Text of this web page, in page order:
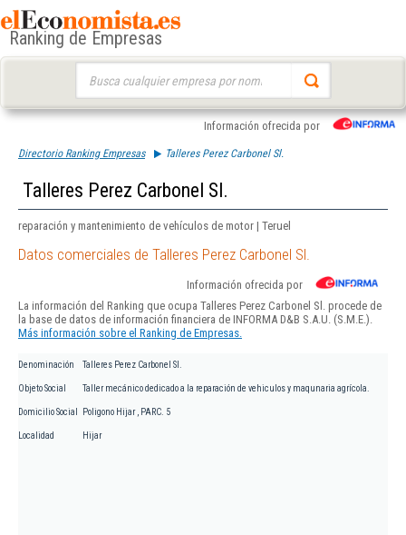
Ranking de Empresas
Información ofrecida por
Directorio Ranking Empresas Talleres Perez Carbonel Sl.
Talleres Perez Carbonel Sl.
reparación y mantenimiento de vehículos de motor | Teruel
Datos comerciales de Talleres Perez Carbonel Sl.
Información ofrecida por
La información del Ranking que ocupa Talleres Perez Carbonel Sl. procede de
la base de datos de información financiera de INFORMA D&B S.A.U. (S.M.E.).
Más información sobre el Ranking de Empresas.
Denominación Talleres Perez Carbonel Sl.
Objeto Social Taller mecánico dedicado a la reparación de vehiculos y maqunaria agrícola.
Domicilio Social Poligono Hijar , PARC. 5
Localidad Hijar